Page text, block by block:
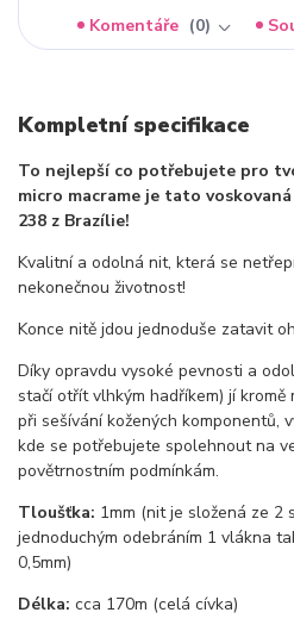
Komentáře
0
Kompletní specifikace
To nejlepší co potřebujete pro
micro macrame je tato
238 z Brazílie!
Kvalitní a odolná nit, která se
nekonečnou životnost!
Konce nitě jdou jednoduše zatavit
Díky opravdu vysoké pevnosti a
stačí otřít vlhkým hadříkem) jí
při sešívání kožených komponentů,
kde se potřebujete spolehnout na
povětrnostním podmínkám.
Tloušťka: 1mm (nit je složená ze 2
jednoduchým odebráním 1 vlákna
0,5mm)
Délka: cca 170m (celá cívka)